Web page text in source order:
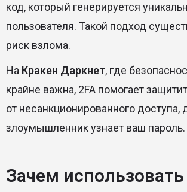
код, который генерируется
пользователя. Такой подход
риск взлома.
На Кракен Даркнет, где
крайне важна, 2FA помогает
от несанкционированного доступа,
злоумышленник узнает ваш пароль.
Зачем использовать